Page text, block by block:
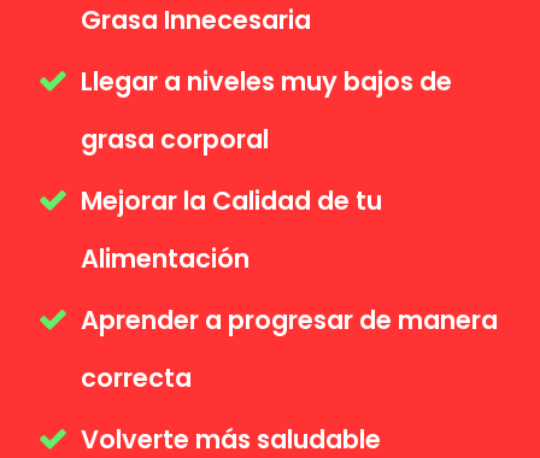
Grasa Innecesaria
Llegar a niveles muy bajos de
grasa corporal
Mejorar la Calidad de tu
Alimentación
Aprender a progresar de manera
correcta
Volverte más saludable